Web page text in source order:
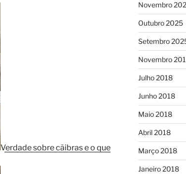
Verdade sobre cãibras e o que
Novembro
Outubro 2025
Setembro
Novembro
Julho 2018
Junho 2018
Maio 2018
Abril 2018
Março 2018
Janeiro 2018